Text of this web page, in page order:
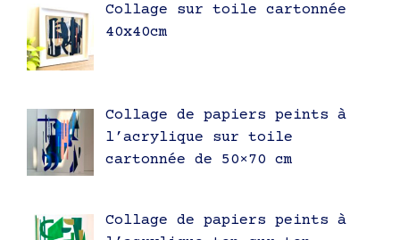
Collage sur toile cartonnée
40x40cm
Collage de papiers peints à
l’acrylique sur toile
cartonnée de 50×70 cm
Collage de papiers peints à